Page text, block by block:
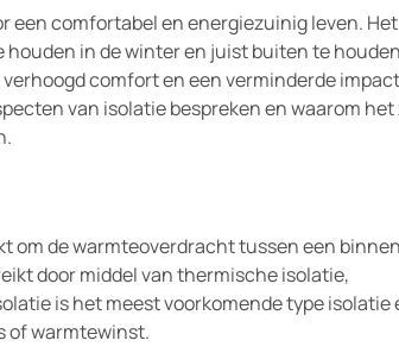
een comfortabel en energiezuinig leven. Het
in de winter en juist buiten te houden
comfort en een verminderde impact
van isolatie bespreken en waarom het
om de warmteoverdracht tussen een
door middel van thermische isolatie,
is het meest voorkomende type isolatie
of warmtewinst.